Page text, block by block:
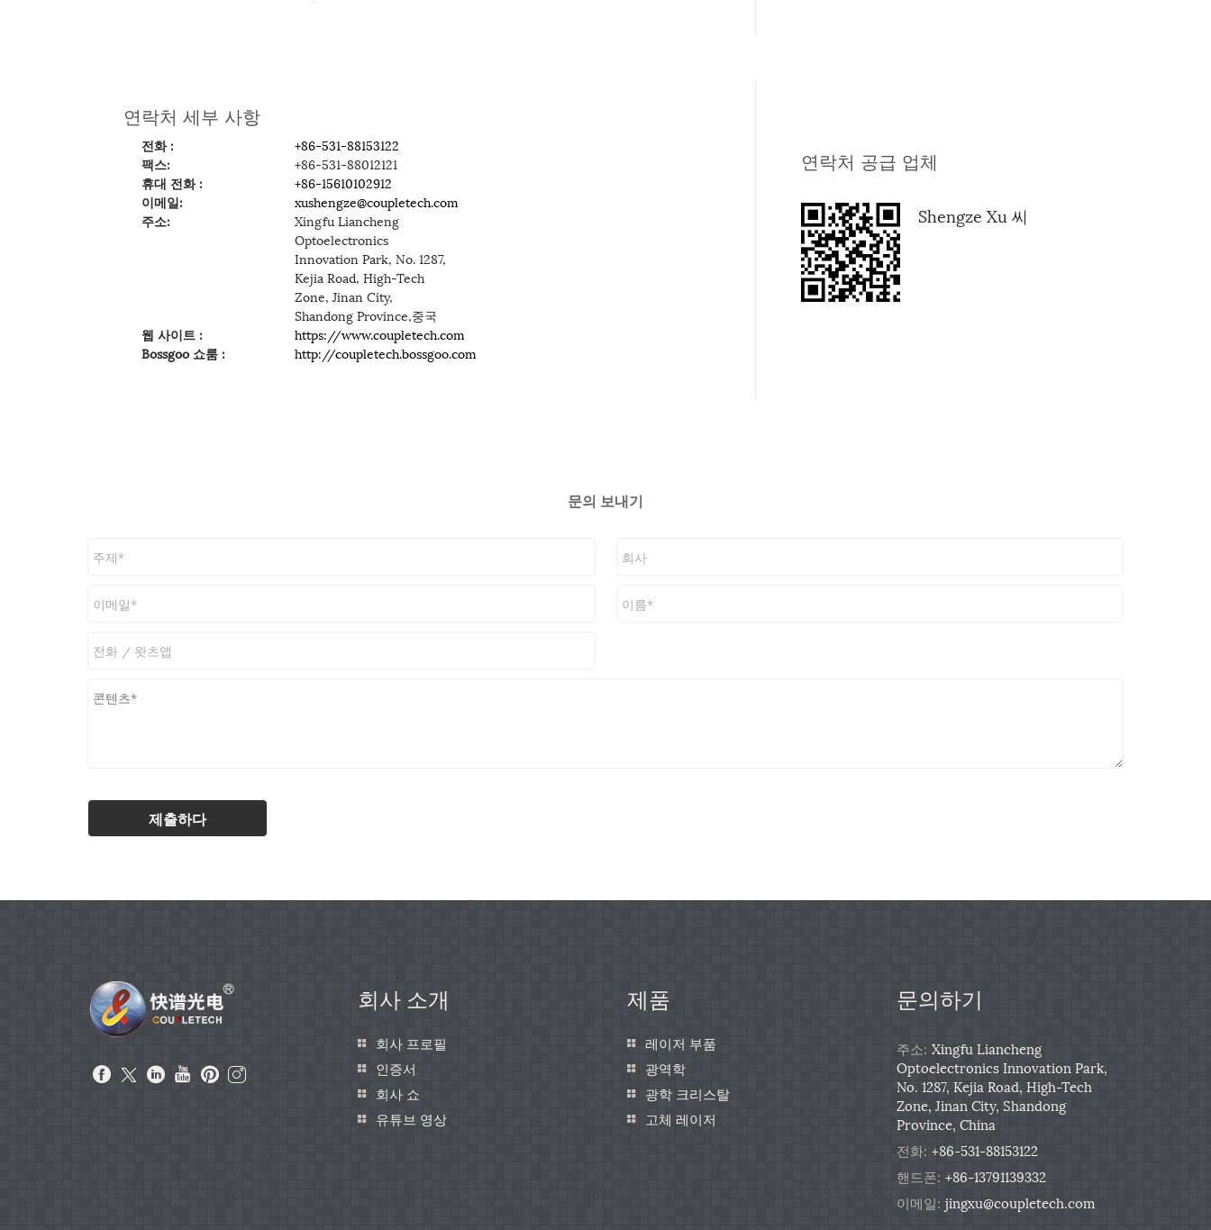
연락처 세부 사항
전화 :
+86-531-88153122
팩스:
+86-531-88012121
휴대 전화 :
+86-15610102912
이메일:
xushengze@coupletech.com
주소:
Xingfu Liancheng
Optoelectronics
Innovation Park, No. 1287,
Kejia Road, High-Tech
Zone, Jinan City,
Shandong Province,중국
웹 사이트 :
https://www.coupletech.com
Bossgoo 쇼룸 :
http://coupletech.bossgoo.com
연락처 공급 업체
Shengze Xu 씨
문의 보내기
회사 소개
회사 프로필
인증서
회사 쇼
유튜브 영상
제품
레이저 부품
광역학
광학 크리스탈
고체 레이저
문의하기
주소: Xingfu Liancheng
Optoelectronics Innovation Park,
No. 1287, Kejia Road, High-Tech
Zone, Jinan City, Shandong
Province, China
전화: +86-531-88153122
핸드폰: +86-13791139332
이메일: jingxu@coupletech.com